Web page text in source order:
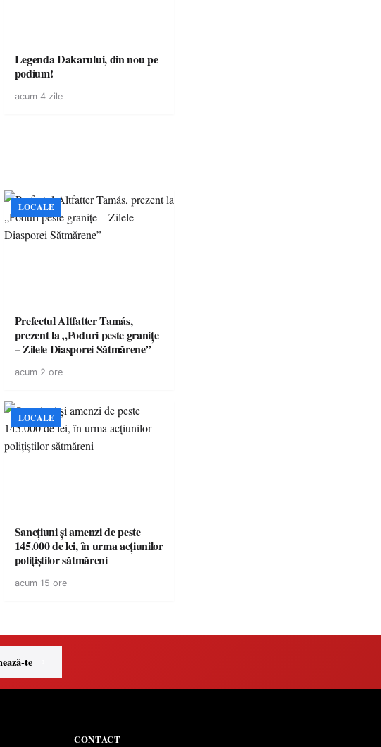
Legenda Dakarului, din nou pe
podium!
acum 4 zile
LOCALE
Prefectul Altfatter Tamás,
prezent la „Poduri peste granițe
– Zilele Diasporei Sătmărene”
acum 2 ore
LOCALE
Sancțiuni și amenzi de peste
145.000 de lei, în urma acțiunilor
polițiștilor sătmăreni
acum 15 ore
te
CONTACT